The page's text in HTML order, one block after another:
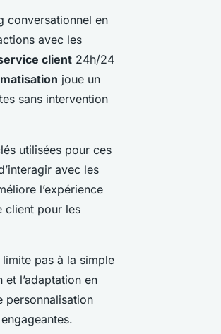
conversationnel en
avec les
client 24h/24
joue un
sans intervention
utilisées pour ces
avec les
l’expérience
client pour les
limite pas à la simple
l’adaptation en
personnalisation